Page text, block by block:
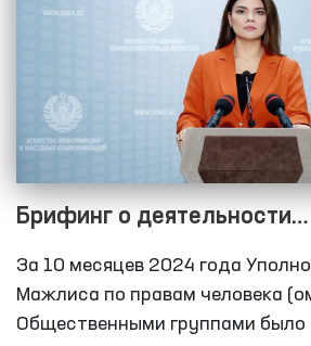
проведены беседы с близкими
обвиняемых.
Брифинг о деятельности
Уполномоченного Олий
Республики Узбекистан
человека (омбудсмана)
За 10 месяцев 2024 года
Мажлиса по правам человека
Общественными группами было